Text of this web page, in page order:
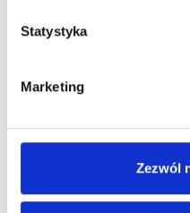
Statystyka
Marketing
Zezwól
Dla zamówień od 299
Dostępne